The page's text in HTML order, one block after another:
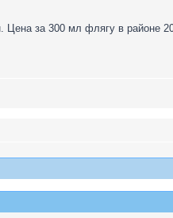
за 300 мл флягу в районе